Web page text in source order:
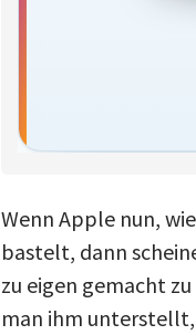
Wenn Apple nun,
bastelt, dann
zu eigen gemacht
man ihm